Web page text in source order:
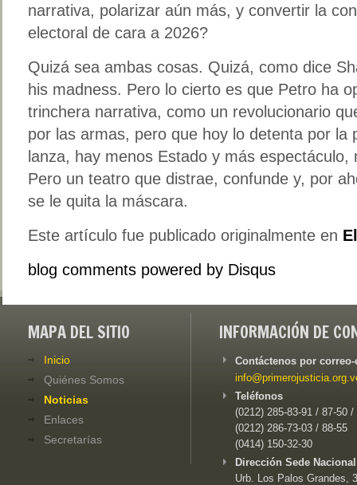
narrativa, polarizar aún más, y convertir la
electoral de cara a 2026?
Quizá sea ambas cosas. Quizá, como dice
his madness. Pero lo cierto es que Petro ha
trinchera narrativa, como un revolucionario
por las armas, pero que hoy lo detenta por la
lanza, hay menos Estado y más
Pero un teatro que distrae, confunde y, por
se le quita la máscara.
Este artículo fue publicado originalmente en
blog comments powered by Disqus
MAPA DEL SITIO
Inicio
Quiénes Somos
Noticias
Enlaces
Secretarías
INFORMACIÓN DE
Contáctenos por
Teléfonos
(0212) 285-83-91 / 87-50 /
(0212) 286-73-03 / 88-55
(0414) 150-32-30
Dirección Sede
Urb. Los Palos Grandes,